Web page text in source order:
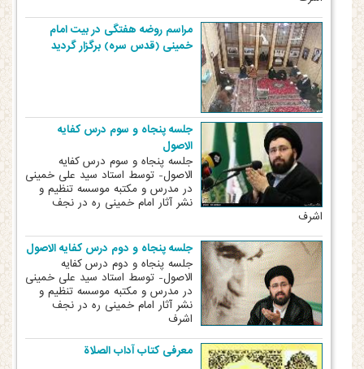
مراسم روضه هفتگی در بیت امام
خمینی (قدس سره) برگزار گردید
جلسه پنجاه و سوم درس کفایه
الاصول
جلسه پنجاه و سوم درس کفایه
الاصول- توسط استاد سید علی خمینی
در مدرس و مکتبه موسسه تنظیم و
نشر آثار امام خمینی ره در نجف
اشرف
جلسه پنجاه و دوم درس کفایه الاصول
جلسه پنجاه و دوم درس کفایه
الاصول- توسط استاد سید علی خمینی
در مدرس و مکتبه موسسه تنظیم و
نشر آثار امام خمینی ره در نجف
اشرف
معرفی کتاب آداب الصلاة